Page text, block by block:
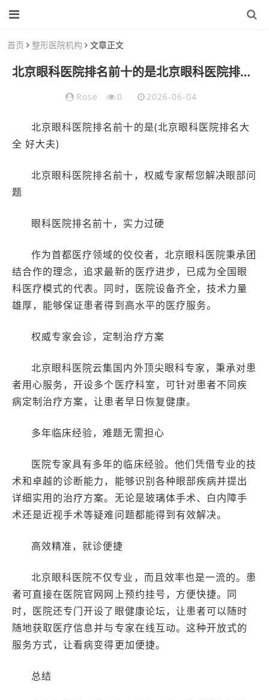
首页 整形医院机构 文章正文
北京眼科医院排名前十的是北京眼科医院排名大全好大夫
Rose 0 2026-06-04
北京眼科医院排名前十的是(北京眼科医院排名大
全 好大夫)
北京眼科医院排名前十，权威专家帮您解决眼部问
题
眼科医院排名前十，实力过硬
作为首都医疗领域的佼佼者，北京眼科医院秉承团
结合作的理念，追求最新的医疗进步，已成为全国眼
科医疗模式的代表。同时，医院设备齐全，技术力量
雄厚，能够保证患者得到高水平的医疗服务。
权威专家会诊，定制治疗方案
北京眼科医院云集国内外顶尖眼科专家，秉承对患
者用心服务，开设多个医疗科室，可针对患者不同疾
病定制治疗方案，让患者早日恢复健康。
多年临床经验，难题无需担心
医院专家具有多年的临床经验。他们凭借专业的技
术和卓越的诊断能力，能够识别各种眼部疾病并提出
详细实用的治疗方案。无论是玻璃体手术、白内障手
术还是近视手术等疑难问题都能得到有效解决。
高效精准，就诊便捷
北京眼科医院不仅专业，而且效率也是一流的。患
者可直接在医院官网网上预约挂号，方便快捷。同
时，医院还专门开设了眼健康论坛，让患者可以随时
随地获取医疗信息并与专家在线互动。这种开放式的
服务方式，让看病变得更加便捷。
总结